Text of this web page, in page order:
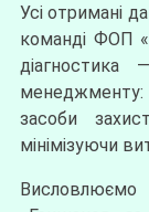
Усі отримані
команді ФОП
засоби
мінімізуючи